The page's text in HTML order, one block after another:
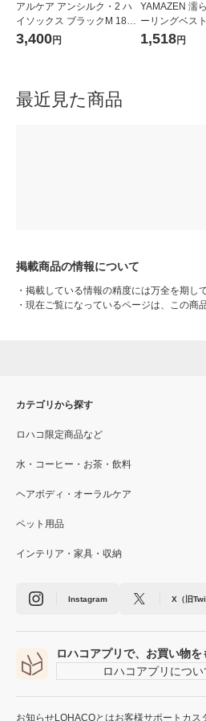
アルケア アンシルク・2 ハ
イソックス ブラックM 1847
3 1個
3,400円
YAMAZEN 濡
ーリングベス
ウェア用イン
1,518円
最近見た商品
掲載商品の情報について
・ 掲載している情報の精度には万全を期し
・ 現在ご覧になっているページは、この商
カテゴリから探す
ロハコ限定商品など
水・コーヒー・お茶・飲料
ヘアボディ・オーラルケア
ペット用品
インテリア・家具・収納
Instagram X（旧
ロハコアプリで、お買い物を
ロハコアプリについ
お知らせLOHACOとはお客様サポート カス